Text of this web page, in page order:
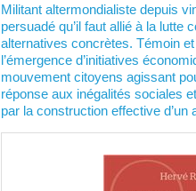
Militant altermondialiste depuis
persuadé qu’il faut allié à la
alternatives concrètes. Témoin
l’émergence d’initiatives
mouvement citoyens agissant
réponse aux inégalités sociales
par la construction effective d’un